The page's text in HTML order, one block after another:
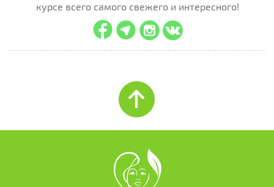
курсе всего самого свежего и интересного!